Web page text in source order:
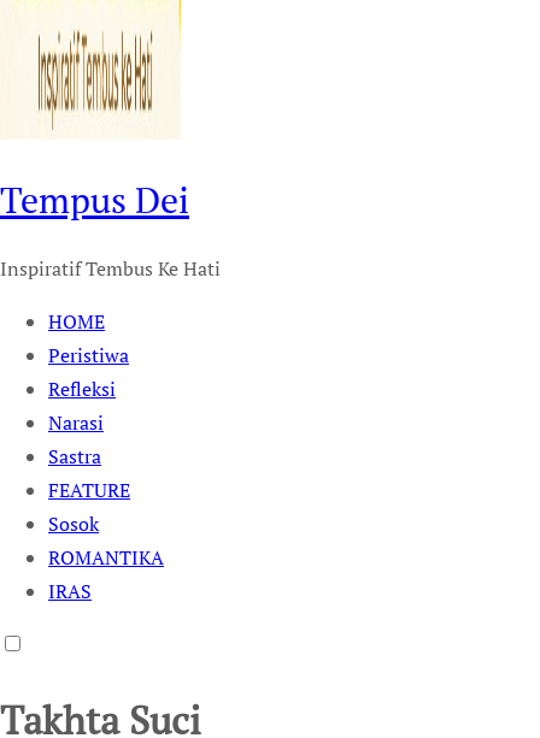
Tempus Dei
Inspiratif Tembus Ke Hati
HOME
Peristiwa
Refleksi
Narasi
Sastra
FEATURE
Sosok
ROMANTIKA
IRAS
Takhta Suci